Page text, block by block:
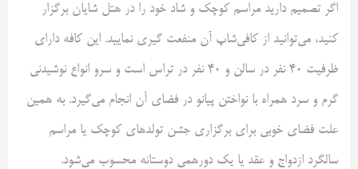
اگر تصمیم دارید مراسم کوچک و شاد خود را در هتل شایان برگزار
کنید، می‌توانید از کافی‌شاپ آن منفعت گیری نمایید. این کافه دارای
ظرفیت 40 نفر در سالن و 40 نفر در تراس است و سرو انواع نوشیدنی
گرم و سرد همراه با نواختن پیانو در فضای آن انجام می‌گیرد. به همین
علت فضای خوبی برای برگزاری جشن تولدهای کوچک یا مراسم
سالگرد ازدواج و عقد یا یک دورهمی دوستانه محسوب می‌شود.